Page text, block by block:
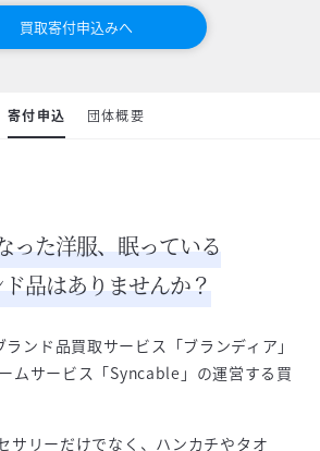
買取寄付申込みへ
寄付申込 団体概要
った洋服、眠っている
品はありませんか？
ンド品買取サービス「ブランディア」
ムサービス「Syncable」の運営する買
サリーだけでなく、ハンカチやタオ